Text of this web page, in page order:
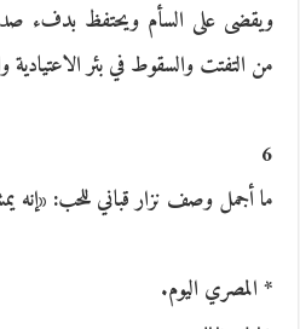
ويقضى على السأم ويحتفظ بدفء
من التفتت والسقوط في بئر الاعتيادية
6
ما أجمل وصف نزار قباني للحب: «إنه
* المصري اليوم.